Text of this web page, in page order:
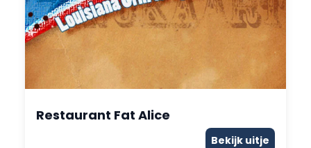
Restaurant Fat Alice
Bekijk uitje